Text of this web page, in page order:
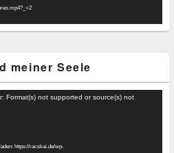
meiner Seele
Format(s) not supported or source(s) not
https://racskai.de/wp-